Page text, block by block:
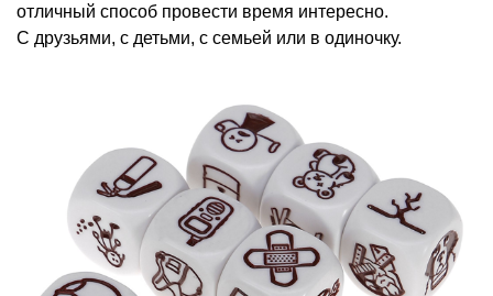
отличный способ провести время интересно.
С друзьями, с детьми, с семьей или в одиночку.